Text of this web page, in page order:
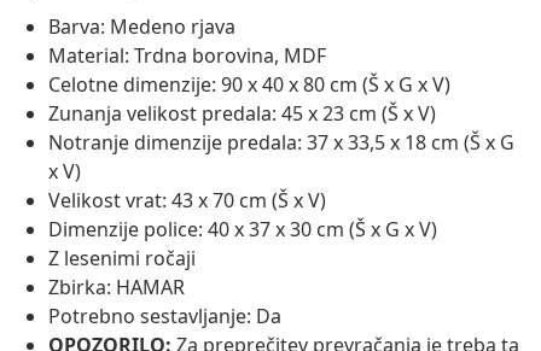
Barva: Medeno rjava
Material: Trdna borovina, MDF
Celotne dimenzije: 90 x 40 x 80 cm (Š x G x V)
Zunanja velikost predala: 45 x 23 cm (Š x V)
Notranje dimenzije predala: 37 x 33,5 x 18 cm (Š x G
x V)
Velikost vrat: 43 x 70 cm (Š x V)
Dimenzije police: 40 x 37 x 30 cm (Š x G x V)
Z lesenimi ročaji
Zbirka: HAMAR
Potrebno sestavljanje: Da
OPOZORILO: Za preprečitev prevračanja je treba ta